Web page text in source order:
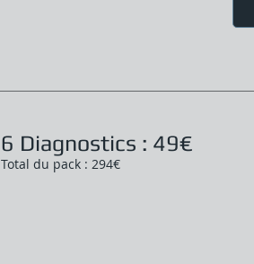
6 Diagnostics : 49€
Total du pack : 294€